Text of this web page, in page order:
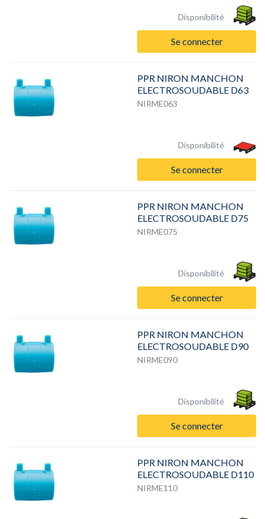
Disponibilité
Se connecter
PPR NIRON MANCHON
ELECTROSOUDABLE D63
NIRME063
Disponibilité
Se connecter
PPR NIRON MANCHON
ELECTROSOUDABLE D75
NIRME075
Disponibilité
Se connecter
PPR NIRON MANCHON
ELECTROSOUDABLE D90
NIRME090
Disponibilité
Se connecter
PPR NIRON MANCHON
ELECTROSOUDABLE D110
NIRME110